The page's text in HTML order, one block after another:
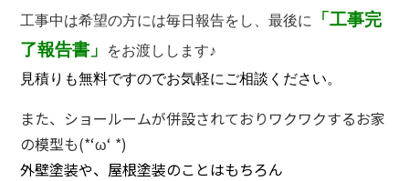
工事中は希望の方には毎日報告をし、最後に
「工事完
了報告書」
をお渡しします♪
見積りも無料ですのでお気軽にご相談ください。
また、ショールームが併設されておりワクワクするお家
の模型も(*‘ω‘ *)
外壁塗装や、屋根塗装のことはもちろん